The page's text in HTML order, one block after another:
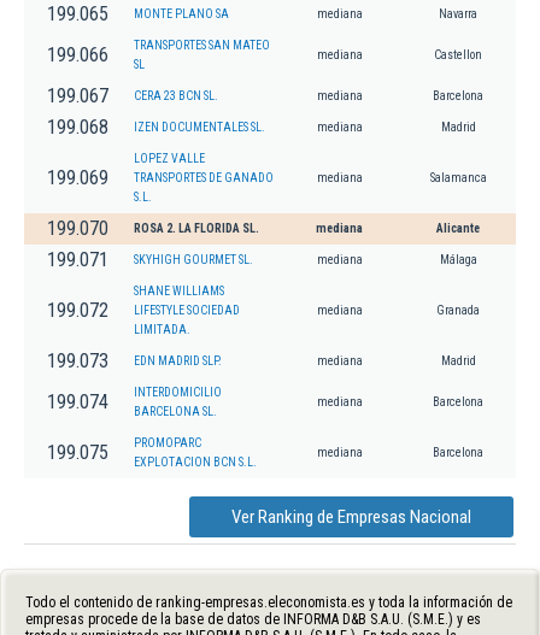
199.065 MONTE PLANO SA mediana Navarra
199.066
TRANSPORTES SAN MATEO
SL
mediana Castellon
199.067 CERA 23 BCN SL. mediana Barcelona
199.068 IZEN DOCUMENTALES SL. mediana Madrid
199.069
LOPEZ VALLE
TRANSPORTES DE GANADO
S.L.
mediana Salamanca
199.070 ROSA 2. LA FLORIDA SL. mediana Alicante
199.071 SKYHIGH GOURMET SL. mediana Málaga
199.072
SHANE WILLIAMS
LIFESTYLE SOCIEDAD
LIMITADA.
mediana Granada
199.073 EDN MADRID SLP. mediana Madrid
199.074
INTERDOMICILIO
BARCELONA SL.
mediana Barcelona
199.075
PROMOPARC
EXPLOTACION BCN S.L.
mediana Barcelona
Ver Ranking de Empresas Nacional
Todo el contenido de ranking-empresas.eleconomista.es y toda la información de
empresas procede de la base de datos de INFORMA D&B S.A.U. (S.M.E.) y es